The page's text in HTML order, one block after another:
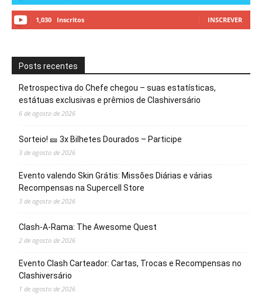
1,030 Inscritos INSCREVER
Posts recentes
Retrospectiva do Chefe chegou – suas estatísticas,
estátuas exclusivas e prêmios de Clashiversário
6 de agosto de 2026
Sorteio! 🎫 3x Bilhetes Dourados – Participe
3 de agosto de 2026
Evento valendo Skin Grátis: Missões Diárias e várias
Recompensas na Supercell Store
3 de agosto de 2026
Clash-A-Rama: The Awesome Quest
2 de agosto de 2026
Evento Clash Carteador: Cartas, Trocas e Recompensas no
Clashiversário
1 de agosto de 2026